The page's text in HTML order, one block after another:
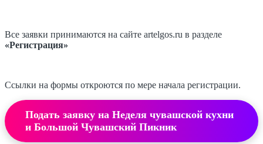
Все заявки принимаются на сайте artelgos.ru в разделе
«Регистрация»
Ссылки на формы откроются по мере начала регистрации.
Подать заявку на Неделя чувашской кухни
и Большой Чувашский Пикник